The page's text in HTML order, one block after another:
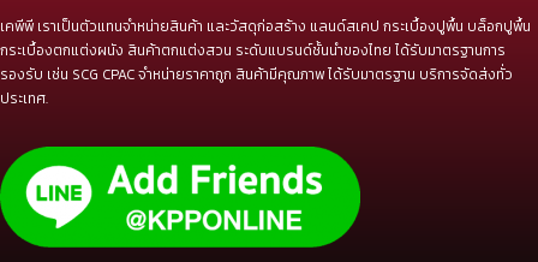
เคพีพี เราเป็นตัวแทนจำหน่ายสินค้า และวัสดุก่อสร้าง แลนด์สเคป กระเบื้องปูพื้น บล็อกปูพื้น
กระเบื้องตกแต่งผนัง สินค้าตกแต่งสวน ระดับแบรนด์ชั้นนำของไทย ได้รับมาตรฐานการ
รองรับ เช่น SCG CPAC จำหน่ายราคาถูก สินค้ามีคุณภาพ ได้รับมาตรฐาน บริการจัดส่งทั่ว
ประเทศ.